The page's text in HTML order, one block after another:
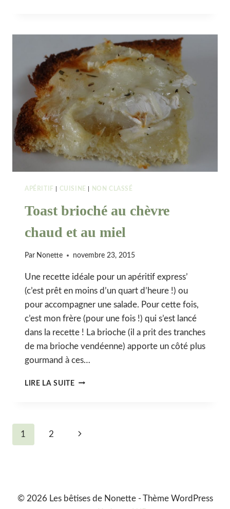
DE
CHOCOLAT
APÉRITIF CUISINE NON CLASSÉ
Toast brioché au chèvre
chaud et au miel
Par Nonette novembre 23, 2015
Une recette idéale pour un apéritif express’
(c’est prêt en moins d’un quart d’heure !) ou
pour accompagner une salade. Pour cette fois,
c’est mon frère (pour une fois !) qui s’est lancé
dans la recette ! La brioche (il a prit des tranches
de ma brioche vendéenne) apporte un côté plus
gourmand à ces…
LIRE LA SUITETOAST
ET
Navigation
1 2 Page
© 2026 Les bêtises de Nonette - Thème WordPress